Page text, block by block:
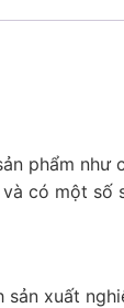
phẩm như
có một số
xuất